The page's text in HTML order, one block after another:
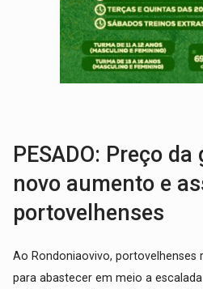
INDEPENDÊNCIA:10
VARCENA:Cientistas
BARGANHA:Vai
PESADO: Preço
novo aumento e
portovelhenses
Ao Rondoniaovivo, portovelhenses
para abastecer em meio a